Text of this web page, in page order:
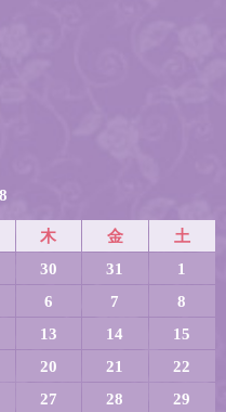
木 金
土
30 31
1
6 7
8
13 14
15
20 21
22
27 28
29